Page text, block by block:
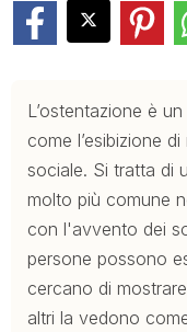
L’ostentazione è
come l’esibizione
sociale. Si tratta di
molto più comune
con l'avvento dei
persone possono
cercano di
altri la vedono